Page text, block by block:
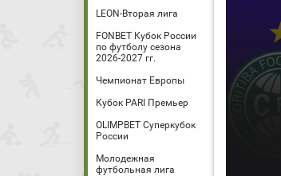
LEON-Вторая лига
FONBET Кубок России
по футболу сезона
2026-2027 гг.
Чемпионат Европы
Кубок PARI Премьер
OLIMPBET Суперкубок
России
Молодежная
футбольная лига